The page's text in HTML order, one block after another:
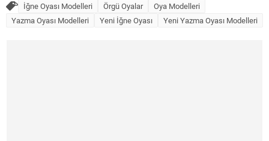
İğne Oyası Modelleri Örgü Oyalar
Oya Modelleri
Yazma Oyası Modelleri
Yeni İğne Oyası Yeni Yazma Oyası Modelleri